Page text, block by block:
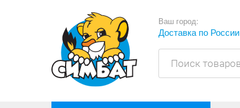
Ваш город:
Доставка по России